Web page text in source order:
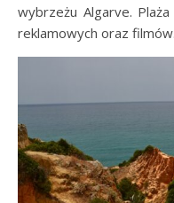
wybrzeżu Algarve.
reklamowych oraz filmów.